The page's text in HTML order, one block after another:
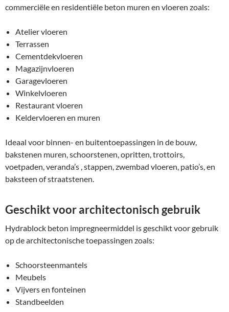
commerciële en residentiële beton muren en vloeren zoals:
Atelier vloeren
Terrassen
Cementdekvloeren
Magazijnvloeren
Garagevloeren
Winkelvloeren
Restaurant vloeren
Keldervloeren en muren
Ideaal voor binnen- en buitentoepassingen in de bouw,
bakstenen muren, schoorstenen, opritten, trottoirs,
voetpaden, veranda’s , stappen, zwembad vloeren, patio’s, en
baksteen of straatstenen.
Geschikt voor architectonisch gebruik
Hydrablock beton impregneermiddel is geschikt voor gebruik
op de architectonische toepassingen zoals:
Schoorsteenmantels
Meubels
Vijvers en fonteinen
Standbeelden